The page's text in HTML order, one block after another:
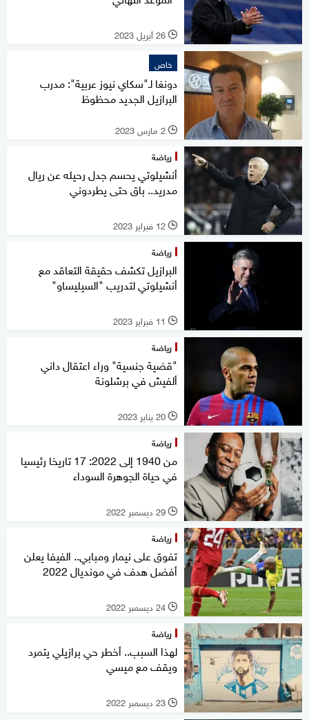
l 26 أبريل 2023
خاص
دونغا لـ"سكاي نيوز عربية": مدرب
البرازيل الجديد محظوظ
l 2 مارس 2023
رياضة
أنشيلوتي يحسم جدل رحيله عن ريال
مدريد.. باق حتى يطردوني
l 12 فبراير 2023
رياضة
البرازيل تكشف حقيقة التعاقد مع
أنشيلوتي لتدريب "السيليساو"
l 11 فبراير 2023
رياضة
"قضية جنسية" وراء اعتقال داني
ألفيش في برشلونة
l 20 يناير 2023
رياضة
من 1940 إلى 2022: 17 تاريخا رئيسيا
في حياة الجوهرة السوداء
l 29 ديسمبر 2022
رياضة
تفوق على نيمار ومبابي.. الفيفا يعلن
أفضل هدف في مونديال 2022
l 24 ديسمبر 2022
رياضة
لهذا السبب.. أخطر حي برازيلي يتمرد
ويقف مع ميسي
l 23 ديسمبر 2022